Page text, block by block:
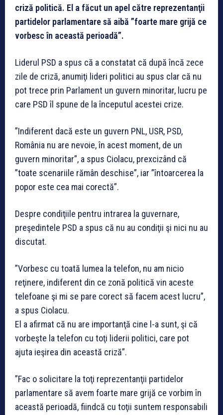
criză politică. El a făcut un apel către reprezentanţii
partidelor parlamentare să aibă ”foarte mare grijă ce
vorbesc în această perioadă”.
Liderul PSD a spus că a constatat că după încă zece
zile de criză, anumiţi lideri politici au spus clar că nu
pot trece prin Parlament un guvern minoritar, lucru pe
care PSD îl spune de la începutul acestei crize.
”Indiferent dacă este un guvern PNL, USR, PSD,
România nu are nevoie, în acest moment, de un
guvern minoritar”, a spus Ciolacu, prexcizând că
”toate scenariile rămân deschise”, iar ”întoarcerea la
popor este cea mai corectă”.
Despre condiţiile pentru intrarea la guvernare,
preşedintele PSD a spus că nu au condiţii şi nici nu au
discutat.
”Vorbesc cu toată lumea la telefon, nu am nicio
reţinere, indiferent din ce zonă politică vin aceste
telefoane şi mi se pare corect să facem acest lucru”,
a spus Ciolacu.
El a afirmat că nu are importanţă cine l-a sunt, şi că
vorbeşte la telefon cu toţi liderii politici, care pot
ajuta ieşirea din această criză”.
”Fac o solicitare la toţi reprezentanţii partidelor
parlamentare să avem foarte mare grijă ce vorbim în
această perioadă, fiindcă cu toţii suntem responsabili